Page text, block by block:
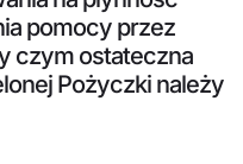
pomocy przez
czym ostateczna
Pożyczki należy